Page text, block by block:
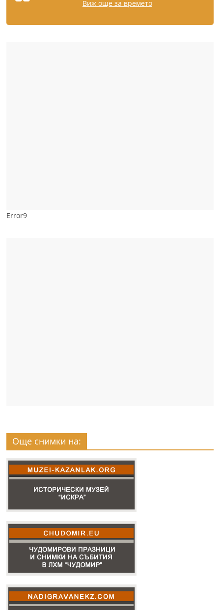
Виж още за времето
Error9
Още снимки на: